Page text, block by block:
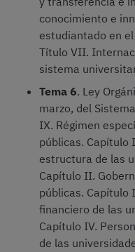
conocimiento e
estudiantado en
Título VII.
sistema
Tema 6. Ley
marzo, del
IX. Régimen
públicas. Capítulo
estructura de las
Capítulo II.
públicas. Capítulo
financiero de las
Capítulo IV.
de las